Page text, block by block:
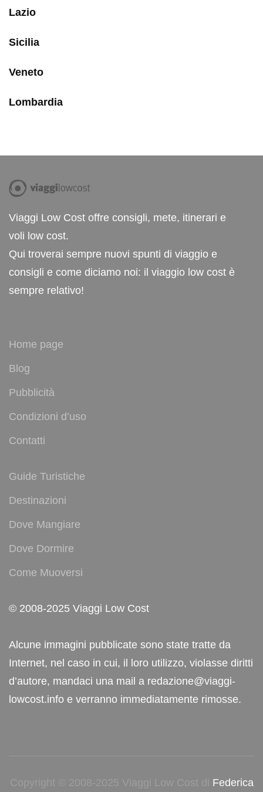
Lazio
Sicilia
Veneto
Lombardia
Viaggi Low Cost offre consigli, mete, itinerari e
voli low cost.
Qui troverai sempre nuovi spunti di viaggio e
consigli e come diciamo noi: il viaggio low cost è
sempre relativo!
Home page
Blog
Pubblicità
Condizioni d’uso
Contatti
Guide Turistiche
Destinazioni
Dove Mangiare
Dove Dormire
Come Muoversi
© 2008-2025 Viaggi Low Cost
Alcune immagini pubblicate sono state tratte da
Internet, nel caso in cui, il loro utilizzo, violasse diritti
d’autore, mandaci una mail a redazione@viaggi-
lowcost.info e verranno immediatamente rimosse.
Copyright © 2008-2025 Viaggi Low Cost di Federica